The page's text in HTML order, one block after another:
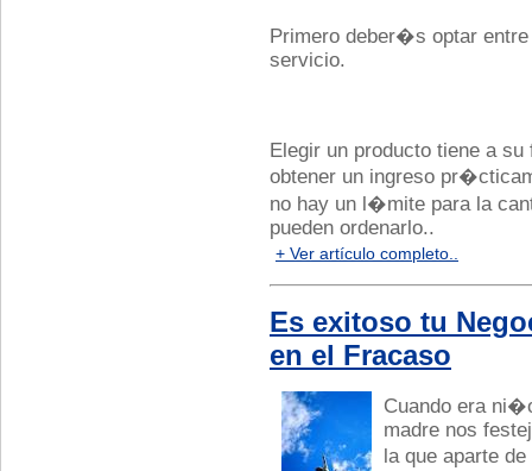
Primero deber�s optar entre
servicio.
Elegir un producto tiene a
obtener un ingreso
no hay un l�mite para la
pueden ordenarlo..
+ Ver artículo completo..
Es exitoso tu
en el Fracaso
Cuando era
madre nos
la que aparte